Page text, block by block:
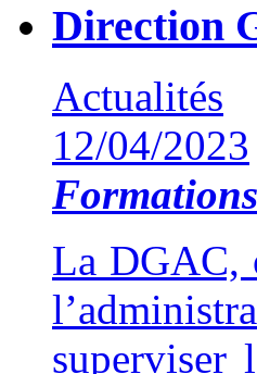
Direction
Actualités
12/04/2023
La DGAC,
superviser